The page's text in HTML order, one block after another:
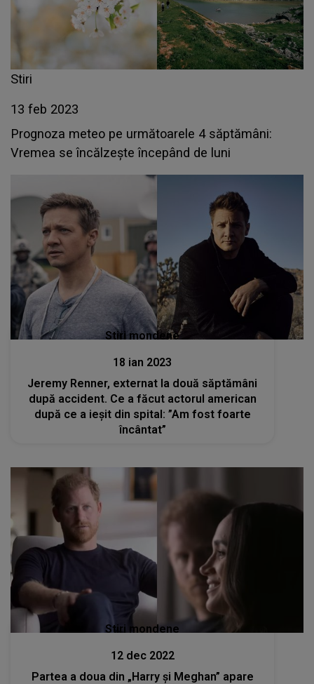
Stiri
13 feb 2023
Prognoza meteo pe următoarele 4 săptămâni:
Vremea se încălzește începând de luni
Stiri mondene
18 ian 2023
Jeremy Renner, externat la două săptămâni
după accident. Ce a făcut actorul american
după ce a ieşit din spital: ”Am fost foarte
încântat”
Stiri mondene
12 dec 2022
Partea a doua din „Harry și Meghan” apare